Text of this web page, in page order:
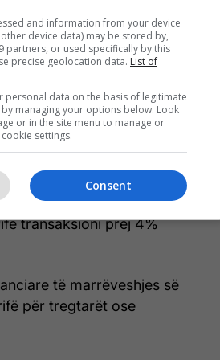
dhe do t'i blinte në
në tregtinë
vitit të kaluar, duke i
artikuj specifikë.
nuk u pranua gjerësisht
transaksioni prej 4%
të marrëveshjes së
për tregtarët ose
and information from your device
device data) may be stored by,
partners, or used specifically by this
precise geolocation data. List of
personal data on the basis of legitimate
managing your options below. Look
or in the site menu to manage or
settings.
Consent